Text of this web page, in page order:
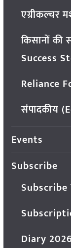
एग्रीकल्चर
किसानों
Success
Reliance
संपादकीय
Events
Subscribe
Diary 2026